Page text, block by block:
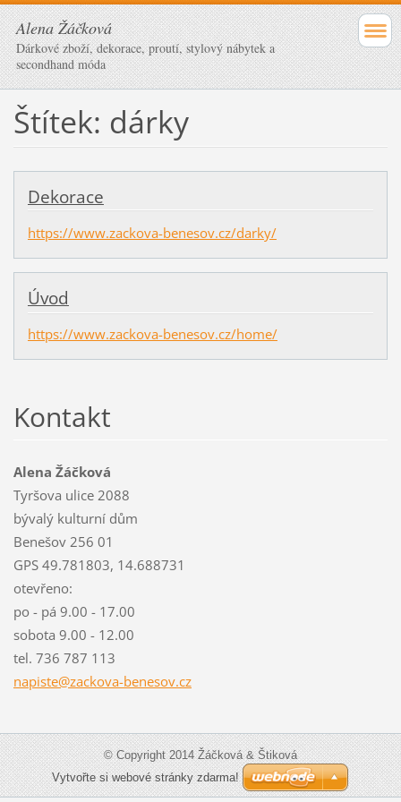
Alena Žáčková
Dárkové zboží, dekorace, proutí, stylový nábytek a
secondhand móda
Štítek: dárky
Dekorace
https://www.zackova-benesov.cz/darky/
Úvod
https://www.zackova-benesov.cz/home/
Kontakt
Alena Žáčková
Tyršova ulice 2088
bývalý kulturní dům
Benešov 256 01
GPS 49.781803, 14.688731
otevřeno:
po - pá 9.00 - 17.00
sobota 9.00 - 12.00
tel. 736 787 113
napiste@zackova-benesov.cz
© Copyright 2014 Žáčková & Štiková
Vytvořte si webové stránky zdarma!